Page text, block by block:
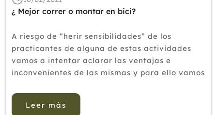
¿ Mejor correr o montar en bici?
A riesgo de “herir sensibilidades” de los
practicantes de alguna de estas actividades
vamos a intentar aclarar las ventajas e
inconvenientes de las mismas y para ello vamos
comparar una con la otra. CARDIOVASCULAR A
este nivel amba...
Leer más